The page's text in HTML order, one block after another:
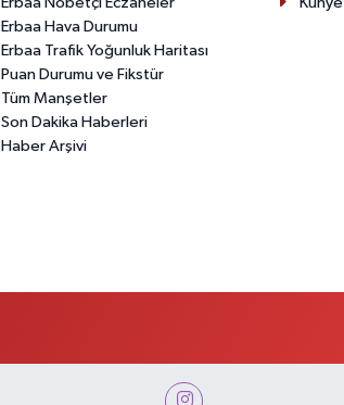
Erbaa Hava Durumu
Erbaa Trafik Yoğunluk Haritası
Puan Durumu ve Fikstür
Tüm Manşetler
Son Dakika Haberleri
Haber Arşivi